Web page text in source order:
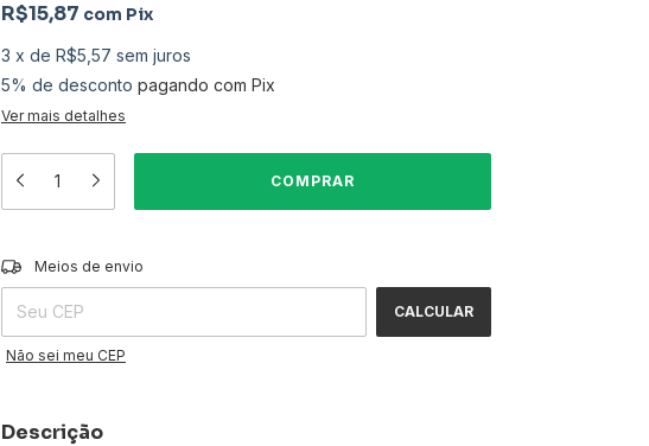
R$15,87 com Pix
3 x de R$5,57 sem juros
5% de desconto pagando com Pix
Ver mais detalhes
Entregas para o CEP:
Meios de envio
CALCULAR
Não sei meu CEP
Descrição